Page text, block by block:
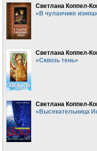
Светлана Коппел-
«В чуланчике
Светлана Коппел-
«Сквозь тень»
Светлана Коппел-
«Высекательница